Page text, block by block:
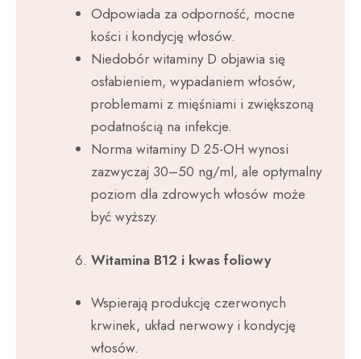
Odpowiada za odporność, mocne
kości i kondycję włosów.
Niedobór witaminy D objawia się
osłabieniem, wypadaniem włosów,
problemami z mięśniami i zwiększoną
podatnością na infekcje.
Norma witaminy D 25-OH wynosi
zazwyczaj 30–50 ng/ml, ale optymalny
poziom dla zdrowych włosów może
być wyższy.
Witamina B12 i kwas foliowy
Wspierają produkcję czerwonych
krwinek, układ nerwowy i kondycję
włosów.